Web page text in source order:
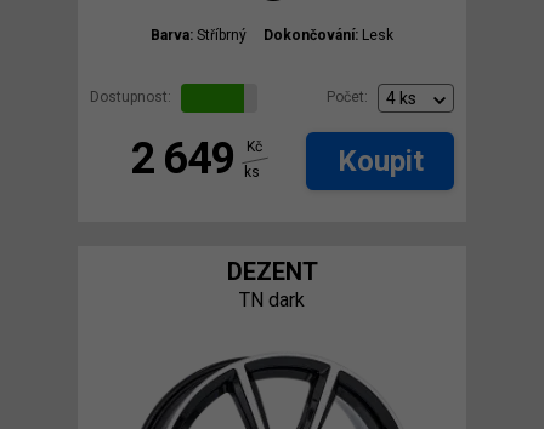
Barva: Stříbrný Dokončování: Lesk
Dostupnost: Počet:
2 649
Kč
ks
Koupit
DEZENT
TN dark